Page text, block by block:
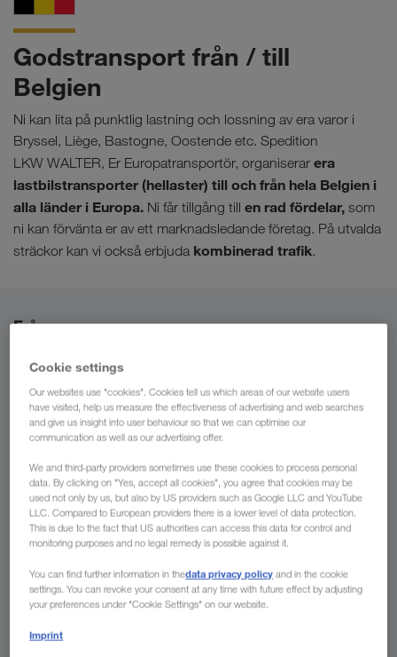
Godstransport från / till
Belgien
Ni kan lita på punktlig lastning och lossning av era varor i
Bryssel, Liège, Bastogne, Oostende etc. Spedition
LKW WALTER, Er Europatransportör, organiserar era
lastbilstransporter (hellaster) till och från hela Belgien i
alla länder i Europa. Ni får tillgång till en rad fördelar, som
ni kan förvänta er av ett marknadsledande företag. På utvalda
sträckor kan vi också erbjuda kombinerad trafik.
Från
Sverige
Land
Skicka förfrågan
Era fördelar med LKW WALTER
Cookie settings
Our websites use "cookies". Cookies tell us which areas of our website users
have visited, help us measure the effectiveness of advertising and web searches
and give us insight into user behaviour so that we can optimise our
communication as well as our advertising offer.
We and third-party providers sometimes use these cookies to process personal
data. By clicking on "Yes, accept all cookies", you agree that cookies may be
used not only by us, but also by US providers such as Google LLC and YouTube
LLC. Compared to European providers there is a lower level of data protection.
This is due to the fact that US authorities can access this data for control and
monitoring purposes and no legal remedy is possible against it.
You can find further information in thedata privacy policy and in the cookie
settings. You can revoke your consent at any time with future effect by adjusting
your preferences under "Cookie Settings" on our website.
Imprint